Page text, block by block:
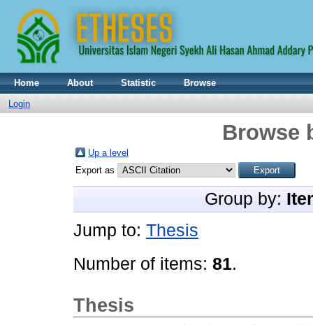
Home About Statistic
Browse
Login
Browse
Up a level
Export as
Group by:
Jump to: Thesis
Number of items: 81.
Thesis